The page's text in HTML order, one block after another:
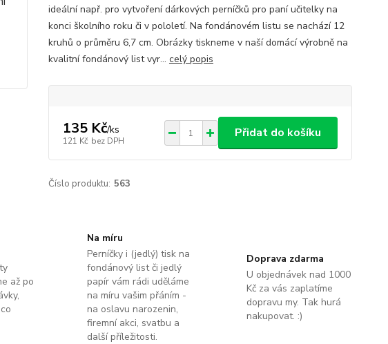
ideální např. pro vytvoření dárkových perníčků pro paní učitelky na
konci školního roku či v pololetí. Na fondánovém listu se nachází 12
kruhů o průměru 6,7 cm. Obrázky tiskneme v naší domácí výrobně na
kvalitní fondánový list vyr... celý popis
135 Kč/ks
121 Kč bez DPH
Přidat do košíku
Číslo produktu: 563
až po
Na míru
Perníčky i (jedlý) tisk na
fondánový list či jedlý
papír vám rádi uděláme
na míru vašim přáním -
na oslavu narozenin,
firemní akci, svatbu a
další příležitosti.
Doprava zdarma
U objednávek nad 1000
Kč za vás zaplatíme
dopravu my. Tak hurá
nakupovat. :)